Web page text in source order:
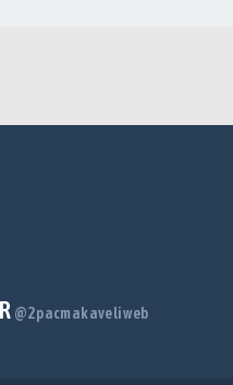
@2pacmakaveliweb